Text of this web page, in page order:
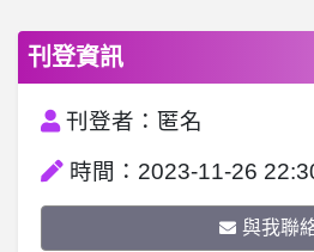
刊登資訊
刊登者：匿名
時間：2023-11-26
與我聯